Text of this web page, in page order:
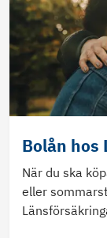
Bolån hos
När du ska
eller